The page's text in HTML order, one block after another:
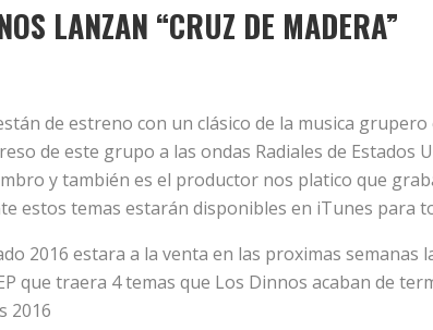
LANZAN “CRUZ DE MADERA”
de estreno con un clásico de la musica
de este grupo a las ondas Radiales de Estados
y también es el productor nos platico que
estos temas estarán disponibles en iTunes para
2016 estara a la venta en las proximas semanas
que traera 4 temas que Los Dinnos acaban de